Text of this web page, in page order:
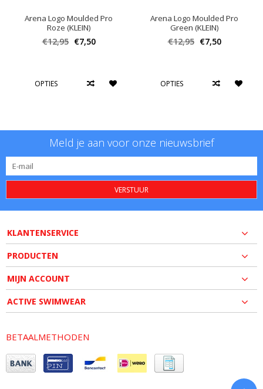
Arena Logo Moulded Pro
Roze (KLEIN)
€12,95 €7,50
OPTIES
Arena Logo Moulded Pro
Green (KLEIN)
€12,95 €7,50
OPTIES
Meld je aan voor onze nieuwsbrief
VERSTUUR
KLANTENSERVICE
PRODUCTEN
MIJN ACCOUNT
ACTIVE SWIMWEAR
BETAALMETHODEN